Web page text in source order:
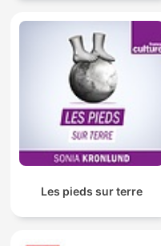
Les pieds sur terre